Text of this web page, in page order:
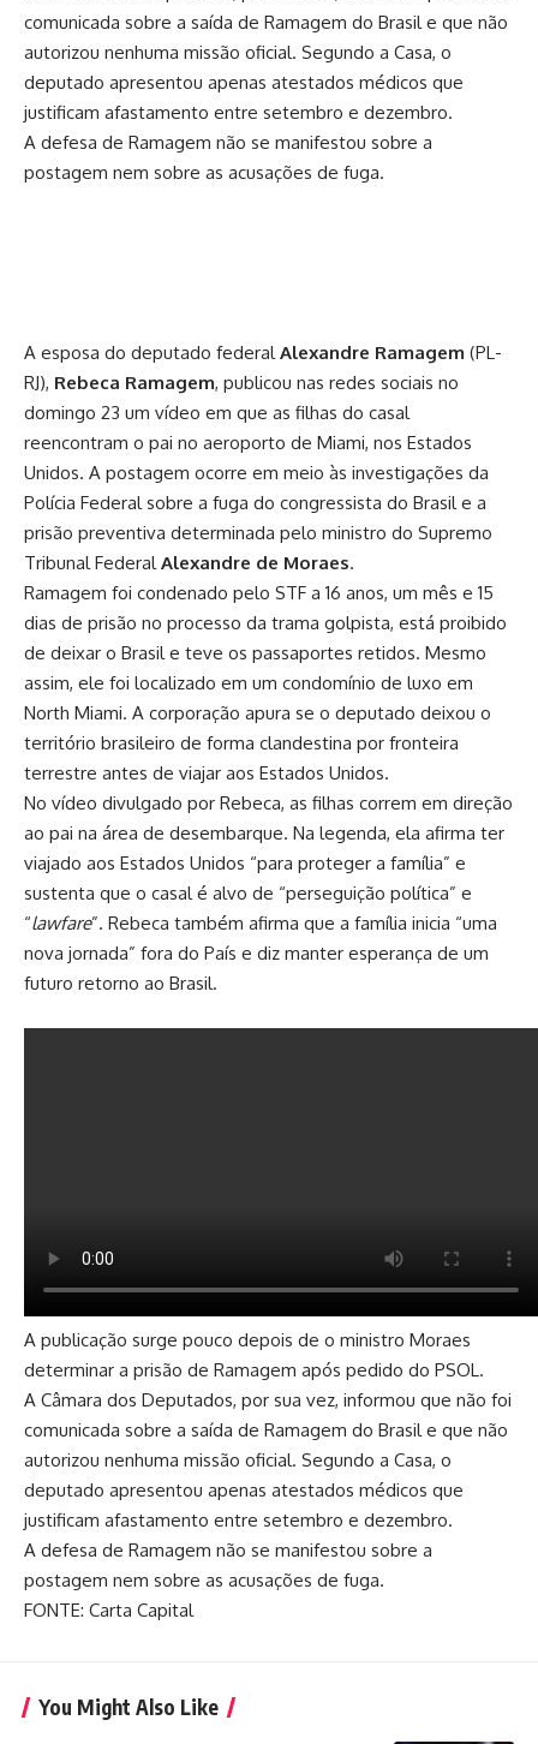
comunicada sobre a saída de Ramagem do Brasil e que não
autorizou nenhuma missão oficial. Segundo a Casa, o
deputado apresentou apenas atestados médicos que
justificam afastamento entre setembro e dezembro.
A defesa de Ramagem não se manifestou sobre a
postagem nem sobre as acusações de fuga.
A esposa do deputado federalAlexandre Ramagem (PL-
RJ), Rebeca Ramagem, publicou nas redes sociais no
domingo 23 um vídeo em que as filhas do casal
reencontram o pai no aeroporto de Miami, nos Estados
Unidos. A postagem ocorre em meio às investigações da
Polícia Federal sobre a fuga do congressista do Brasil e a
prisão preventiva determinada pelo ministro do Supremo
Tribunal FederalAlexandre de Moraes.
Ramagem foi condenado pelo STF a 16 anos, um mês e 15
dias de prisão no processo da trama golpista, está proibido
de deixar o Brasil e teve os passaportes retidos. Mesmo
assim, ele foi localizado em um condomínio de luxo em
North Miami. A corporação apura se o deputado deixou o
território brasileiro de forma clandestina por fronteira
terrestre antes de viajar aos Estados Unidos.
No vídeo divulgado por Rebeca, as filhas correm em direção
ao pai na área de desembarque. Na legenda, ela afirma ter
viajado aos Estados Unidos “para proteger a família” e
sustenta que o casal é alvo de “perseguição política” e
“lawfare”. Rebeca também afirma que a família inicia “uma
nova jornada” fora do País e diz manter esperança de um
futuro retorno ao Brasil.
A publicação surge pouco depois de o ministro Moraes
determinar a prisão de Ramagem após pedido do PSOL.
A Câmara dos Deputados, por sua vez, informou que não foi
comunicada sobre a saída de Ramagem do Brasil e que não
autorizou nenhuma missão oficial. Segundo a Casa, o
deputado apresentou apenas atestados médicos que
justificam afastamento entre setembro e dezembro.
A defesa de Ramagem não se manifestou sobre a
postagem nem sobre as acusações de fuga.
FONTE: Carta Capital
You Might Also Like